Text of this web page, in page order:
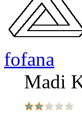
fofana
Madi